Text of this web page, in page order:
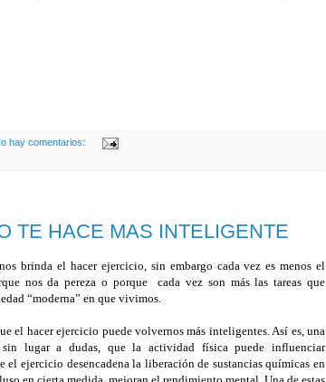
hay comentarios:
TE HACE MAS INTELIGENTE
brinda el hacer ejercicio, sin embargo cada vez es menos el
nos da pereza o porque cada vez son más las tareas que
“moderna” en que vivimos.
el hacer ejercicio puede volvernos más inteligentes. Así es, una
lugar a dudas, que la actividad física puede influenciar
el ejercicio desencadena la liberación de sustancias químicas en